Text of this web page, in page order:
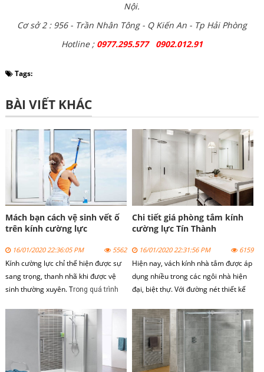
Nội.
Cơ sở 2 : 956 - Trần Nhân Tông - Q Kiến An - Tp Hải Phòng
Hotline ; 0977.295.577 0902.012.91
Tags:
BÀI VIẾT KHÁC
Mách bạn cách vệ sinh vết ố
trên kính cường lực
16/01/2020 22:36:05 PM 5562
Kính cường lực chỉ thể hiện được sự
sang trọng, thanh nhã khi được vệ
sinh thường xuyên. Trong quá trình
đề vệ sinh cho kính cũng rất quan
Chi tiết giá phòng tắm kính
cường lực Tín Thành
16/01/2020 22:31:56 PM 6159
Hiện nay, vách kính nhà tắmđược áp
dụng nhiều trong các ngôi nhà hiện
đại, biệt thự. Với đường nét thiết kế
mang lại những trải nghiệm thư giãn
khi sử vách kính phòng tắm.